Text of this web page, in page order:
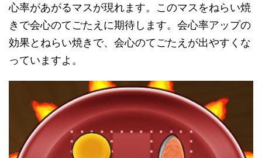
心率があがるマスが現れます。このマスをねらい焼
きで会心のてごたえに期待します。会心率アップの
効果とねらい焼きで、会心のてごたえが出やすくな
っていますよ。